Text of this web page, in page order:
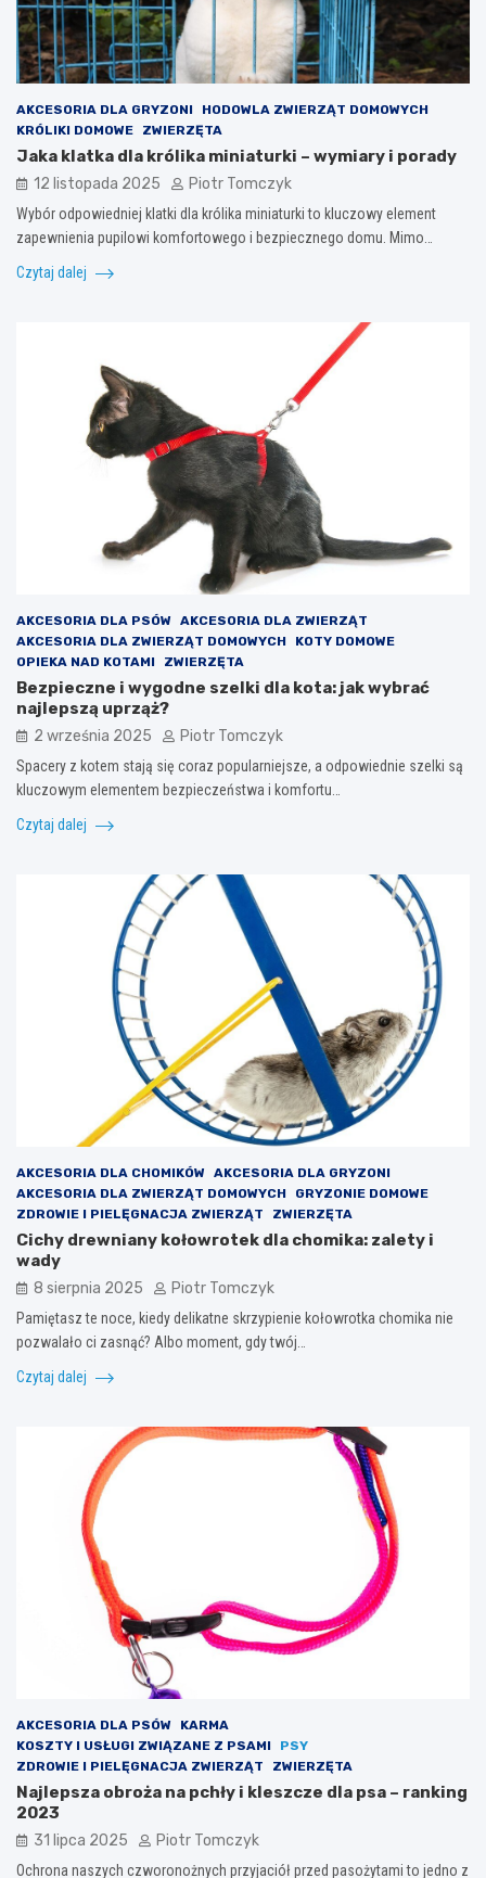
AKCESORIA DLA GRYZONI
HODOWLA ZWIERZĄT DOMOWYCH
KRÓLIKI DOMOWE
ZWIERZĘTA
Jaka klatka dla królika miniaturki – wymiary i porady
12 listopada 2025 Piotr Tomczyk
Wybór odpowiedniej klatki dla królika miniaturki to kluczowy element
zapewnienia pupilowi komfortowego i bezpiecznego domu. Mimo…
Czytaj dalej
AKCESORIA DLA PSÓW AKCESORIA DLA ZWIERZĄT
AKCESORIA DLA ZWIERZĄT DOMOWYCH
KOTY DOMOWE
OPIEKA NAD KOTAMI
ZWIERZĘTA
Bezpieczne i wygodne szelki dla kota: jak wybrać
najlepszą uprząż?
2 września 2025 Piotr Tomczyk
Spacery z kotem stają się coraz popularniejsze, a odpowiednie szelki są
kluczowym elementem bezpieczeństwa i komfortu…
Czytaj dalej
AKCESORIA DLA CHOMIKÓW AKCESORIA DLA GRYZONI
AKCESORIA DLA ZWIERZĄT DOMOWYCH
GRYZONIE DOMOWE
ZDROWIE I PIELĘGNACJA ZWIERZĄT
ZWIERZĘTA
Cichy drewniany kołowrotek dla chomika: zalety i
wady
8 sierpnia 2025 Piotr Tomczyk
Pamiętasz te noce, kiedy delikatne skrzypienie kołowrotka chomika nie
pozwalało ci zasnąć? Albo moment, gdy twój…
Czytaj dalej
AKCESORIA DLA PSÓW
KARMA
KOSZTY I USŁUGI ZWIĄZANE Z PSAMI
PSY
ZDROWIE I PIELĘGNACJA ZWIERZĄT
ZWIERZĘTA
Najlepsza obroża na pchły i kleszcze dla psa – ranking
2023
31 lipca 2025 Piotr Tomczyk
Ochrona naszych czworonożnych przyjaciół przed pasożytami to jedno z